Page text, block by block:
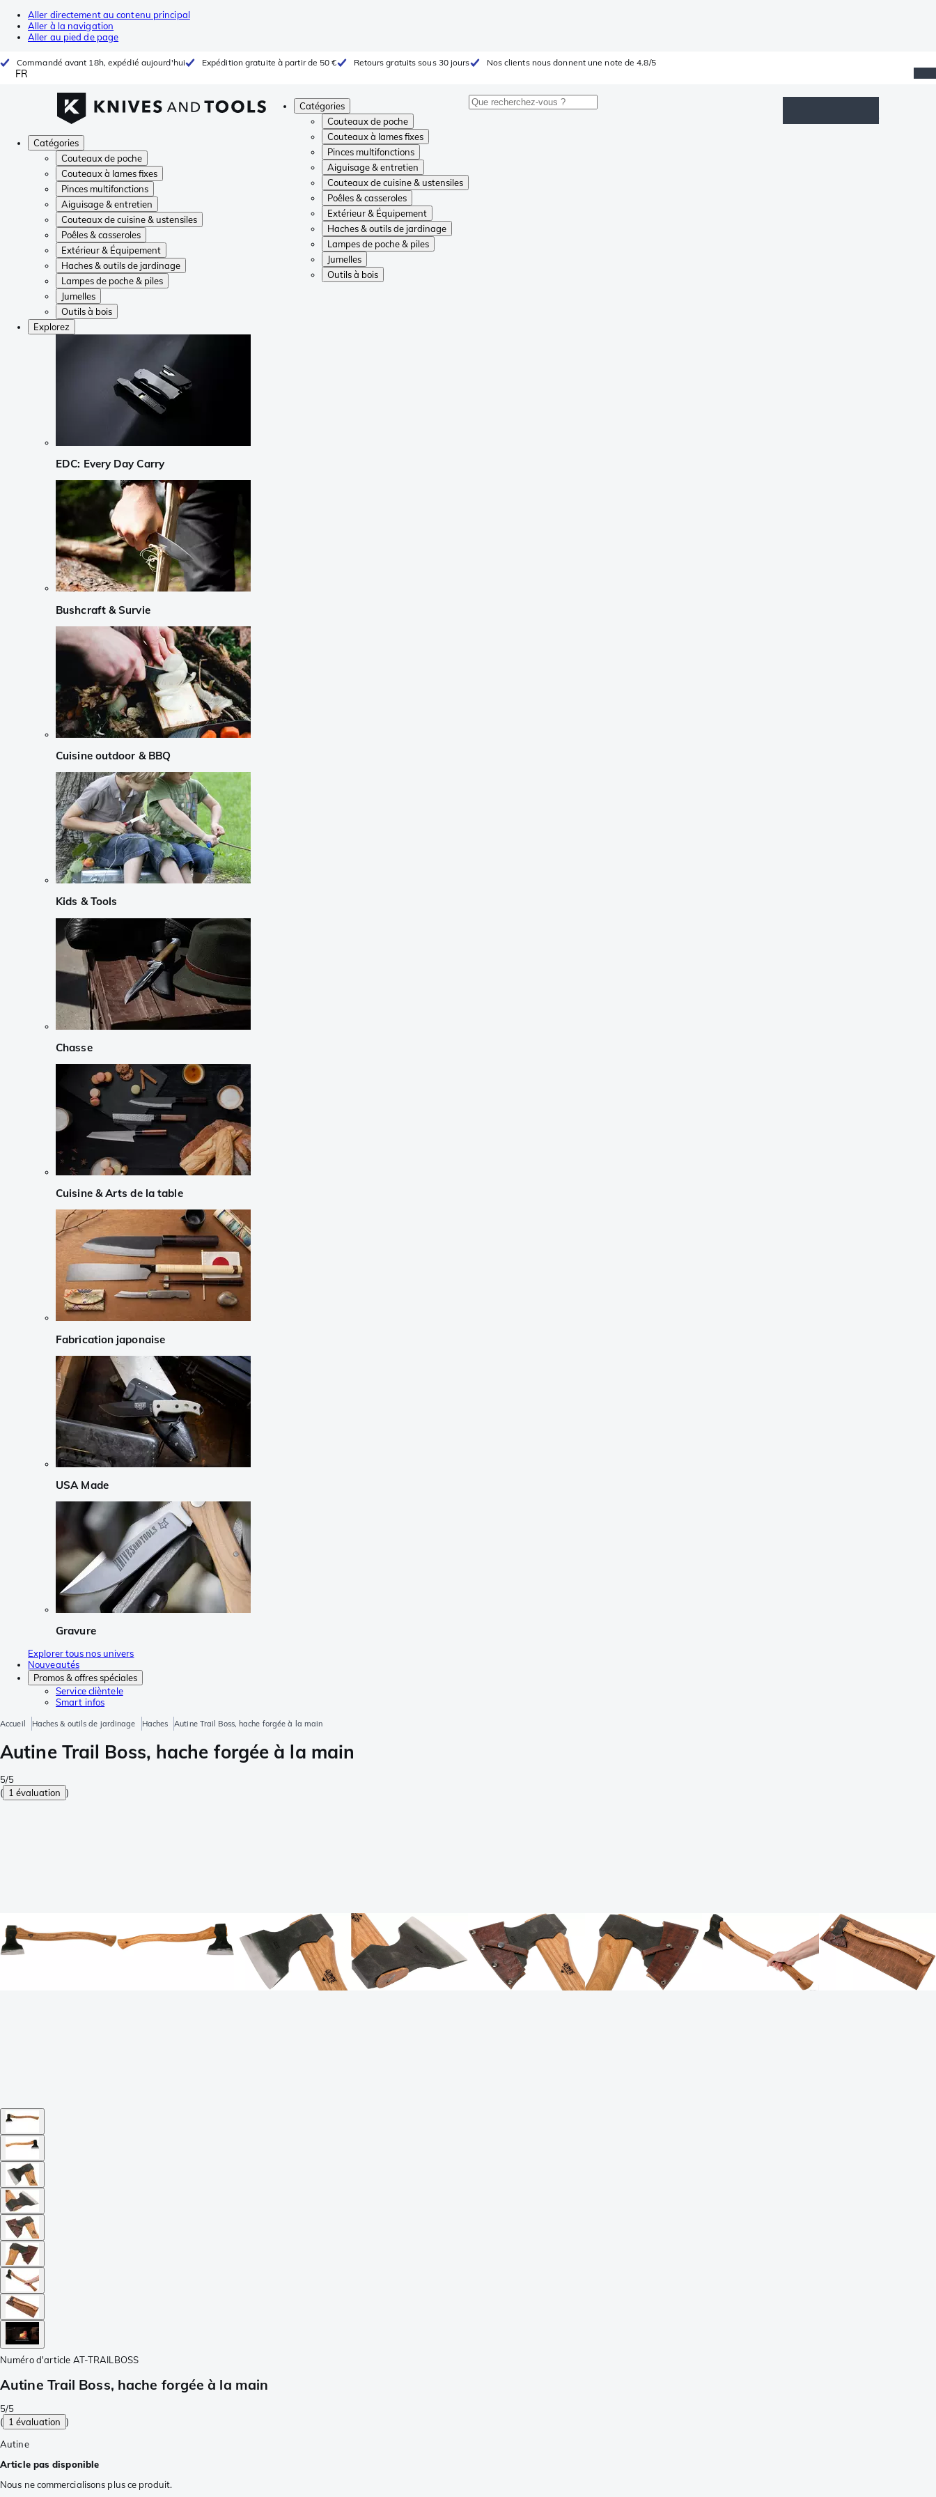
Aller directement au contenu principal
Aller à la navigation
Aller au pied de page
Commandé avant 18h, expédié aujourd'hui Expédition gratuite à partir de 50 € Retours gratuits sous 30 jours Nos clients nous donnent une note de 4.8/5
FR
Catégories
Couteaux de poche
Couteaux à lames fixes
Pinces multifonctions
Aiguisage & entretien
Couteaux de cuisine & ustensiles
Poêles & casseroles
Extérieur & Équipement
Haches & outils de jardinage
Lampes de poche & piles
Jumelles
Outils à bois
Catégories
Couteaux de poche
Couteaux à lames fixes
Pinces multifonctions
Aiguisage & entretien
Couteaux de cuisine & ustensiles
Poêles & casseroles
Extérieur & Équipement
Haches & outils de jardinage
Lampes de poche & piles
Jumelles
Outils à bois
Explorez
EDC: Every Day Carry
Bushcraft & Survie
Cuisine outdoor & BBQ
Kids & Tools
Chasse
Cuisine & Arts de la table
Fabrication japonaise
USA Made
Gravure
Explorer tous nos univers
Nouveautés
Promos & offres spéciales
Service clièntele
Smart infos
Accueil Haches & outils de jardinage Haches Autine Trail Boss, hache forgée à la main
Autine Trail Boss, hache forgée à la main
5/5
( 1 évaluation )
Numéro d'article AT-TRAILBOSS
Autine Trail Boss, hache forgée à la main
5/5
( 1 évaluation )
Autine
Article pas disponible
Nous ne commercialisons plus ce produit.